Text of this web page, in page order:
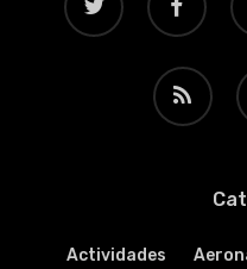
RSS
Actividades